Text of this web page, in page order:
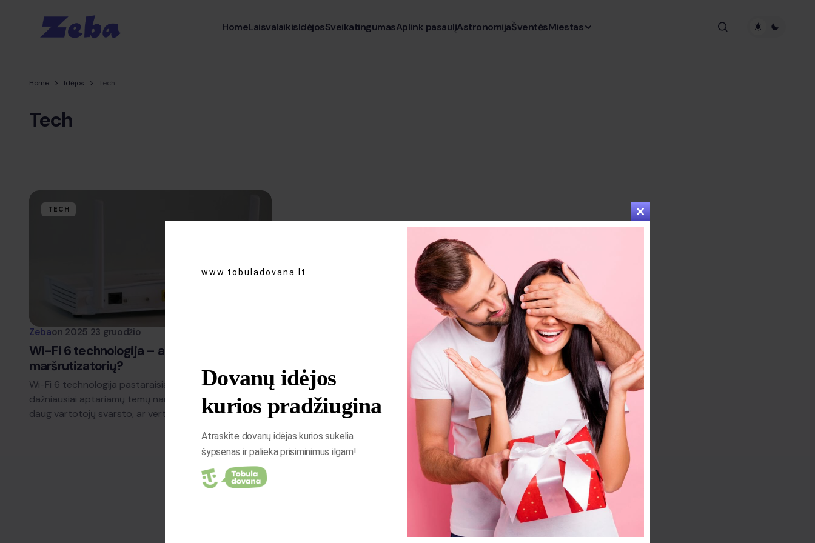
HomeLaisvalaikisIdėjosSveikatingumasAplink pasaulįAstronomijaŠventėsMiestas
Home Idėjos Tech
Tech
TECH
Zebaon 2025 23 gruodžio
Wi-Fi 6 technologija – ar verta keisti
maršrutizatorių?
Wi-Fi 6 technologija pastaraisiais metais tapo viena
dažniausiai aptariamų temų namų interneto srityje, nes
daug vartotojų svarsto, ar verta…
Close
www.tobuladovana.lt
Dovanų idėjos
kurios pradžiugina
Atraskite dovanų idėjas kurios sukelia
šypsenas ir palieka prisiminimus ilgam!